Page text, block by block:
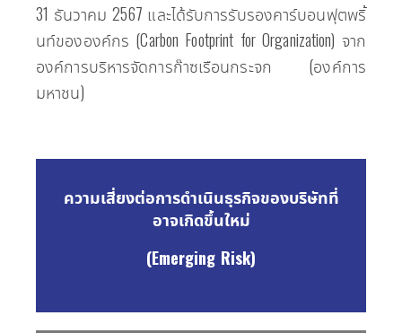
31 ธันวาคม 2567 และได้รับการรับรองคาร์บอนฟุตพริ้
นท์ขององค์กร (Carbon Footprint for Organization) จาก
องค์การบริหารจัดการก๊าซเรือนกระจก (องค์การ
มหาชน)
ความเสี่ยงต่อการดำเนินธุรกิจของบริษัทที่
อาจเกิดขึ้นใหม่
(Emerging Risk)